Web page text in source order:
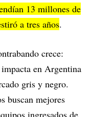
13 millones de
a tres años.
crece:
en Argentina
gris y negro.
buscan mejores
ingresados de